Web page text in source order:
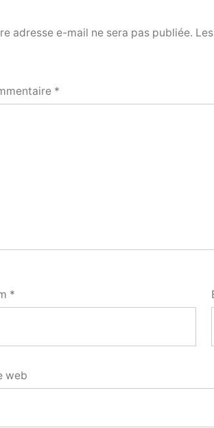
adresse e-mail ne sera pas publiée.
*
*
web